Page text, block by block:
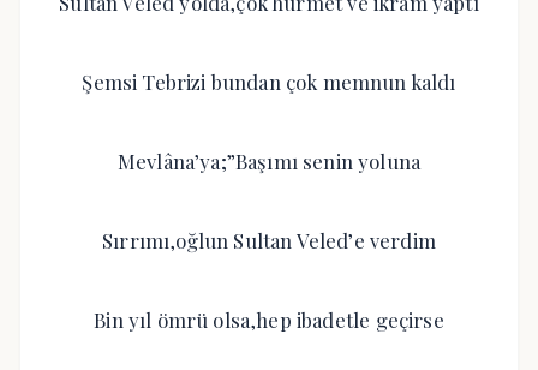
Şemsi Tebrizi bundan çok memnun kaldı
Mevlâna’ya;”Başımı senin yoluna
Sırrımı,oğlun Sultan Veled’e verdim
Bin yıl ömrü olsa,hep ibadetle geçirse